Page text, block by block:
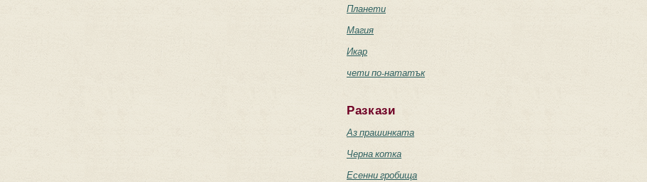
Планети
Магия
Икар
чети по-нататък
Разкази
Аз прашинката
Черна котка
Есенни гробища